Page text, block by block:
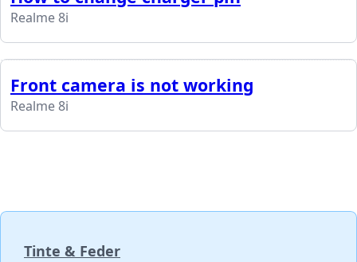
Realme 8i
Front camera is not working
Realme 8i
Tinte & Feder